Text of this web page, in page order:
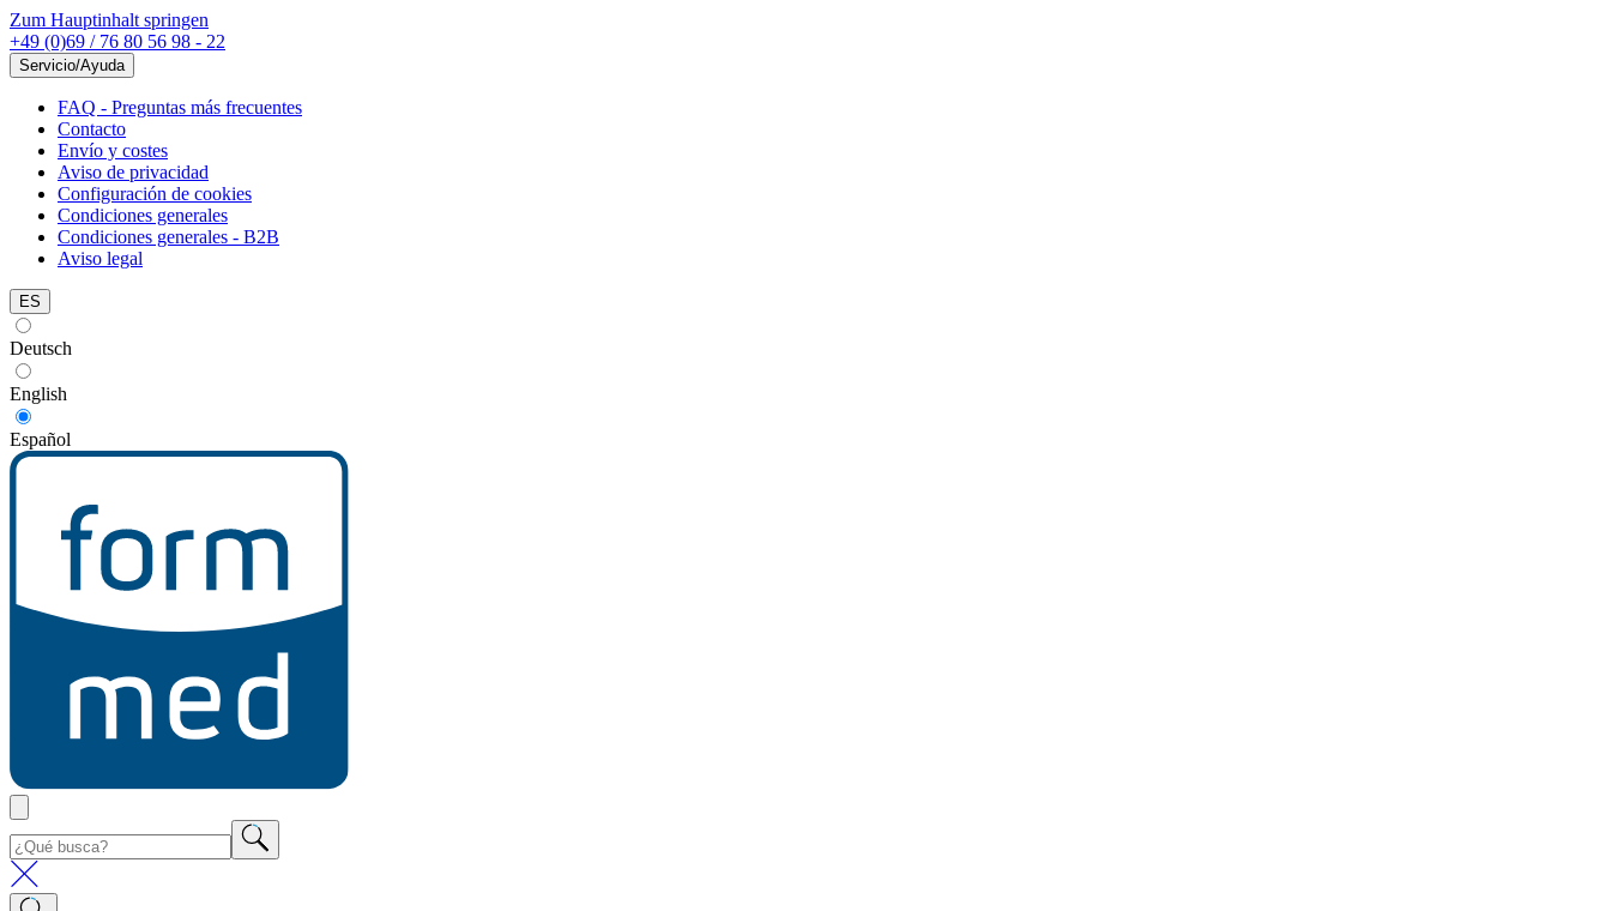
Zum Hauptinhalt springen
+49 (0)69 / 76 80 56 98 - 22
Servicio/Ayuda
FAQ - Preguntas más frecuentes
Contacto
Envío y costes
Aviso de privacidad
Configuración de cookies
Condiciones generales
Condiciones generales - B2B
Aviso legal
ES
Deutsch
English
Español